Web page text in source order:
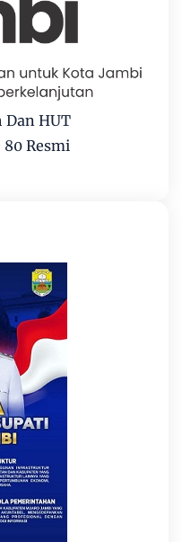
Dan HUT
Resmi